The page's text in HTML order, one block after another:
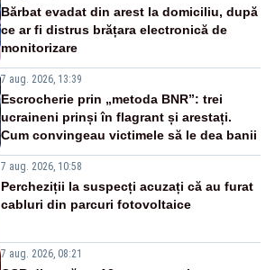
Bărbat evadat din arest la domiciliu, după
ce ar fi distrus brățara electronică de
monitorizare
7 aug. 2026, 13:39
Escrocherie prin „metoda BNR”: trei
ucraineni prinși în flagrant și arestați.
Cum convingeau victimele să le dea banii
7 aug. 2026, 10:58
Percheziții la suspecți acuzați că au furat
cabluri din parcuri fotovoltaice
7 aug. 2026, 08:21